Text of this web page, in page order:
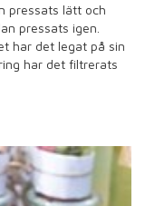
pressats lätt och
pressats igen.
har det legat på sin
har det filtrerats